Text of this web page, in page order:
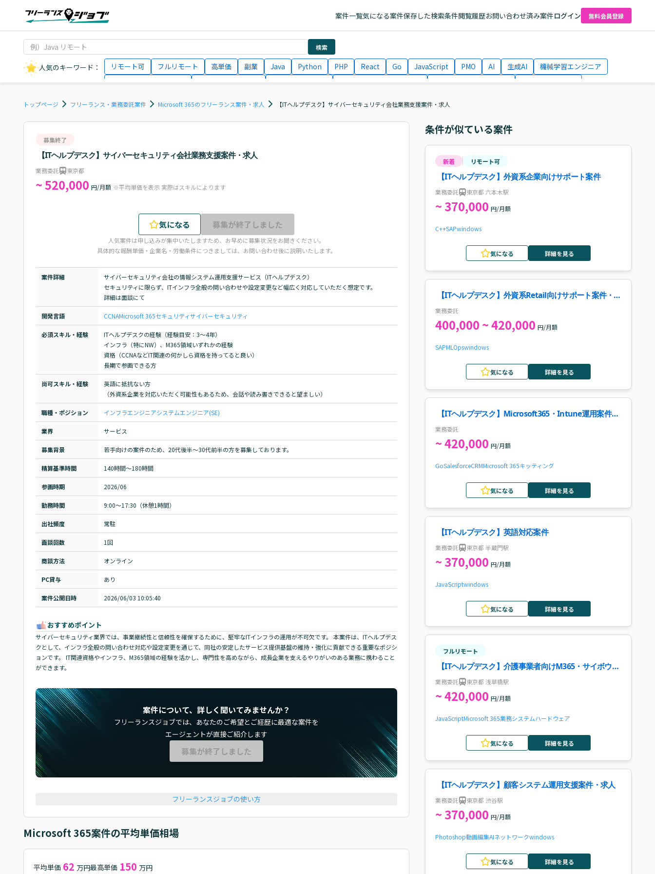
案件一覧気になる案件保存した検索条件閲覧履歴お問い合わせ済み案件ログイン 無料会員登録
検索
人気のキーワード： リモート可 フルリモート 高単価 副業 Java Python PHP React Go JavaScript PMO AI 生成AI
機械学習エンジニア
AIエンジニア
月収100万円 業務委託
トップページ フリーランス・業務委託案件 Microsoft 365のフリーランス案件・求人 【ITヘルプデスク】サイバーセキュリティ会社業務支援案件・求人
募集終了
【ITヘルプデスク】サイバーセキュリティ会社業務支援案件・求人
業務委託 東京都
~ 520,000 円/月額 ※平均単価を表示 実際はスキルによります
気になる 募集が終了しました
人気案件は申し込みが集中いたしますため、お早めに募集状況をお聞きください。
具体的な報酬単価・企業名・労働条件につきましては、お問い合わせ後に説明いたします。
案件詳細
サイバーセキュリティ会社の情報システム運用支援サービス（ITヘルプデスク）
セキュリティに限らず、ITインフラ全般の問い合わせや設定変更など幅広く対応していただく想定です。
詳細は面談にて
開発言語 CCNAMicrosoft 365セキュリティサイバーセキュリティ
必須スキル・経験
ITヘルプデスクの経験（経験目安：3～4年）
インフラ（特にNW）、M365領域いずれかの経験
資格（CCNAなどIT関連の何かしら資格を持ってると良い）
長期で参画できる方
尚可スキル・経験
英語に抵抗ない方
（外資系企業を対応いただく可能性もあるため、会話や読み書きできると望ましい）
職種・ポジション インフラエンジニアシステムエンジニア(SE)
業界 サービス
募集背景 若手向けの案件のため、20代後半～30代前半の方を募集しております。
精算基準時間 140時間〜180時間
参画時期 2026/06
勤務時間 9:00～17:30（休憩1時間）
出社頻度 常駐
面談回数 1回
商談方法 オンライン
PC貸与 あり
案件公開日時 2026/06/03 10:05:40
おすすめポイント
サイバーセキュリティ業界では、事業継続性と信頼性を確保するために、堅牢なITインフラの運用が不可欠です。 本案件は、ITヘルプデス
クとして、インフラ全般の問い合わせ対応や設定変更を通じて、同社の安定したサービス提供基盤の維持・強化に貢献できる重要なポジシ
ョンです。 IT関連資格やインフラ、M365領域の経験を活かし、専門性を高めながら、成長企業を支えるやりがいのある業務に携わること
ができます。
案件について、詳しく聞いてみませんか？
フリーランスジョブでは、 あなたのご希望とご経歴に最適な案件を
エージェントが直接ご紹介します
募集が終了しました
フリーランスジョブの使い方
Microsoft 365案件の平均単価相場
平均単価 62 万円最高単価 150 万円
条件が似ている案件
新着 リモート可
【ITヘルプデスク】外資系企業向けサポート案件
業務委託 東京都 六本木駅
~ 370,000 円/月額
C++SAPwindows
気になる 詳細を見る
【ITヘルプデスク】外資系Retail向けサポート案件・求
人
業務委託
400,000 ~ 420,000 円/月額
SAPMLOpswindows
気になる 詳細を見る
【ITヘルプデスク】Microsoft365・Intune運用案件・
求人
業務委託
~ 420,000 円/月額
GoSalesforceCRMMicrosoft 365キッティング
気になる 詳細を見る
【ITヘルプデスク】英語対応案件
業務委託 東京都 半蔵門駅
~ 370,000 円/月額
JavaScriptwindows
気になる 詳細を見る
フルリモート
【ITヘルプデスク】介護事業者向けM365・サイボウズ
案件・求人
業務委託 東京都 浅草橋駅
~ 420,000 円/月額
JavaScriptMicrosoft 365業務システムハードウェア
気になる 詳細を見る
【ITヘルプデスク】顧客システム運用支援案件・求人
業務委託 東京都 渋谷駅
~ 370,000 円/月額
Photoshop動画編集AIネットワークwindows
気になる 詳細を見る